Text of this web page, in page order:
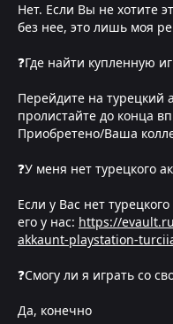
Нет. Если Вы не хотите
без нее, это лишь моя
❓Где найти купленную
Перейдите на турецкий
пролистайте до конца
Приобретено/Ваша
❓У меня нет турецкого
Если у Вас нет
его у нас: https://
akkaunt-playstation-
❓Смогу ли я играть со
Да, конечно